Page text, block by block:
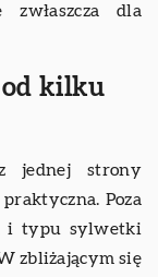
dla
od kilku
jednej strony
Poza
i typu sylwetki
zbliżającym się